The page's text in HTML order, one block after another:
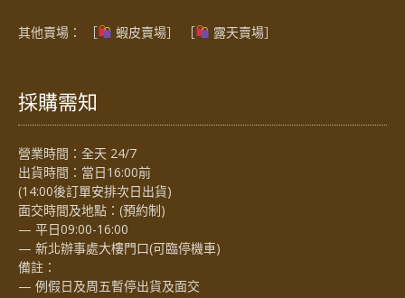
其他賣場： ［ 蝦皮賣場］ ［ 露天賣場］
採購需知
營業時間：全天 24/7
出貨時間：當日16:00前
(14:00後訂單安排次日出貨)
面交時間及地點：(預約制)
— 平日09:00-16:00
— 新北辦事處大樓門口(可臨停機車)
備註：
— 例假日及周五暫停出貨及面交